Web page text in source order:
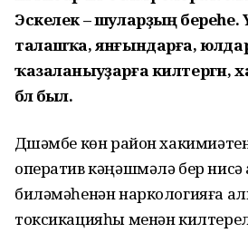
Эскелек – шуларҙың береһе.
талашҡа, янғындарға,
ҡазаланыуҙарға килтергән,
бәлә был.
Дүшәмбе көн район
оператив кәңәшмәлә бер
биләмәһенән наркологияға
токсикацияһы менән